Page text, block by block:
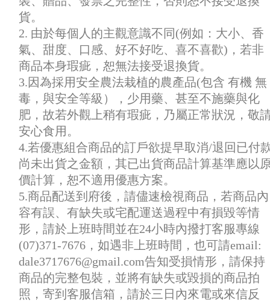
貨。
2. 由於每個人的主觀意識不同(例如：大小、香
氣、甜度、口感、好不好吃、喜不喜歡)，若非
商品本身瑕疵，恕無法接受退換貨。
3.因為採用安全農法栽植的農產品(包含 有機 無
毒，與安全等級），少用藥、甚至不施藥與化
肥，故若外觀上稍有瑕疵，乃屬正常狀況，敬
安心食用。
4.若優惠組合商品的訂戶欲提早取消/退回已付
尚未出貨之金額，其已出貨商品計算基準應以
價計算，恕不適用優惠方案。
5.商品配送到府後，請儘速檢視商品，若商品內
容有誤、有缺失或宅配運送過程中有損毀等情
形，請於上班時間並在24小時內撥打客服專線
(07)371-7676，如遇非上班時間，也可請email:
dale3717676@gmail.com告知受損情形，請保持
商品的完整包裝，並將有缺失或毀損的商品拍
照，寄到客服信箱，請於三日內來電或來信反